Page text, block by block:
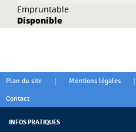
Empruntable
Disponible
Plan du site | Mentions légales |
Contact
INFOS PRATIQUES